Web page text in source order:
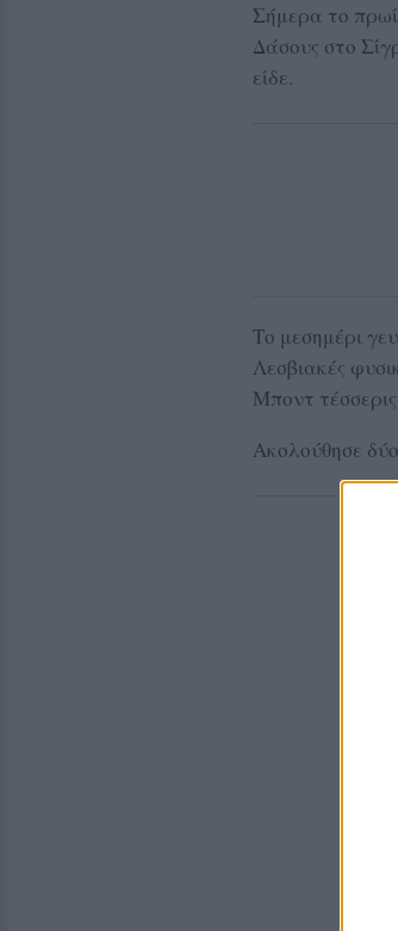
Σήμερα το
Δάσους στο
είδε.
Το μεσημέρι
Λεσβιακές
Μποντ
Ακολούθησε